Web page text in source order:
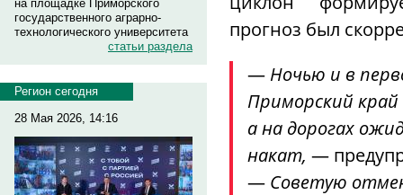
на площадке Приморского
государственного аграрно-
технологического университета
статьи раздела
Регион сегодня
28 Мая 2026, 14:16
прогноз был
— Ночью и в
Приморский
а на дорогах
накат, —
— Советую